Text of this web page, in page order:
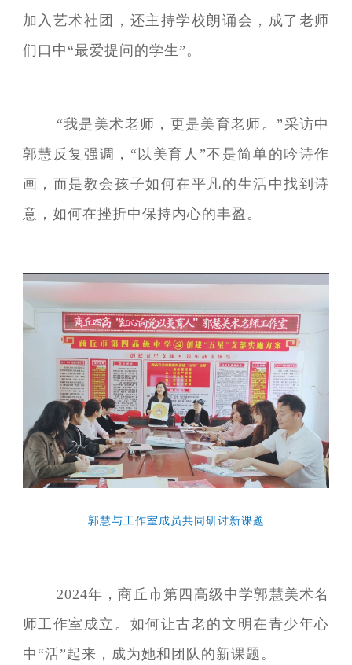
加入艺术社团，还主持学校朗诵会，成了老师
们口中“最爱提问的学生”。
“我是美术老师，更是美育老师。”采访中
郭慧反复强调，“以美育人”不是简单的吟诗作
画，而是教会孩子如何在平凡的生活中找到诗
意，如何在挫折中保持内心的丰盈。
郭慧与工作室成员共同研讨新课题
2024年，商丘市第四高级中学郭慧美术名
师工作室成立。如何让古老的文明在青少年心
中“活”起来，成为她和团队的新课题。